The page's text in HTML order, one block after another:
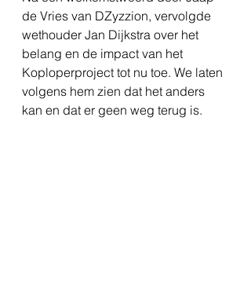
de Vries van DZyzzion, vervolgde
wethouder Jan Dijkstra over het
belang en de impact van het
Koploperproject tot nu toe. We laten
volgens hem zien dat het anders
kan en dat er geen weg terug is.